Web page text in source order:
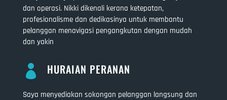
dan operasi. Nikki dikenali kerana ketepatan,
profesionalisme dan dedikasinya untuk membantu
pelanggan menavigasi pengangkutan dengan mudah
dan yakin
 HURAIAN PERANAN
Saya menyediakan sokongan pelanggan langsung dan